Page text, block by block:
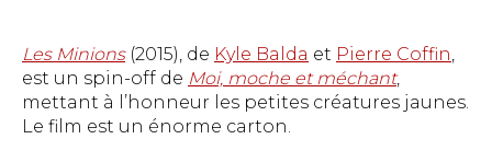
Les Minions(2015), de Kyle Balda et Pierre Coffin,
est un spin-off de Moi, moche et méchant,
mettant à l’honneur les petites créatures jaunes.
Le film est un énorme carton.